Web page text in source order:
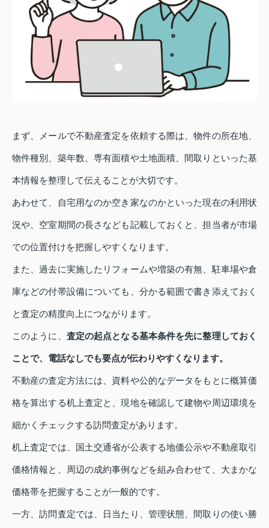
まず、メールで不動産査定を依頼する際は、物件の所在地、
物件種別、築年数、専有面積や土地面積、間取りといった基
本情報を整理して伝えることが大切です。
あわせて、自宅用なのか空き家なのかといった現在の利用状
況や、空室期間の長さなども記載しておくと、担当者が市場
での位置付けを把握しやすくなります。
また、過去に実施したリフォームや増築の有無、駐車場や倉
庫などの付帯設備についても、分かる範囲で書き添えておく
と査定の精度向上につながります。
このように、 査定の起点となる基本条件を先に整理しておく
ことで、電話なしでも要点が伝わりやすくなります。
不動産の査定方法には、資料や公的なデータをもとに概算価
格を算出する机上査定と、現地を確認して建物や周辺環境を
細かくチェックする訪問査定があります。
机上査定では、国土交通省が公表する地価公示や不動産取引
価格情報と、周辺の成約事例などを組み合わせて、大まかな
価格帯を把握することが一般的です。
一方、訪問査定では、日当たり、管理状態、間取りの使い勝